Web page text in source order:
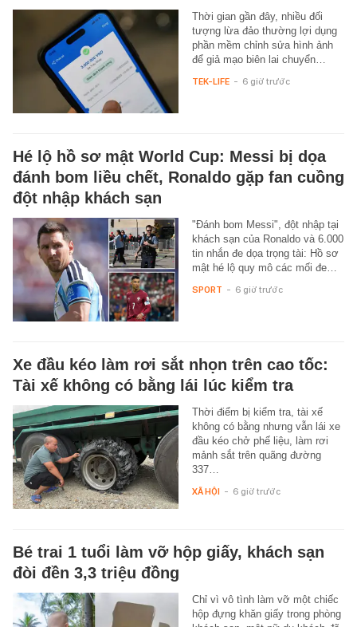
Thời gian gần đây, nhiều đối
tượng lừa đảo thường lợi dụng
phần mềm chỉnh sửa hình ảnh
để giả mạo biên lai chuyển…
TEK-LIFE - 6 giờ trước
Hé lộ hồ sơ mật World Cup: Messi bị dọa
đánh bom liều chết, Ronaldo gặp fan cuồng
đột nhập khách sạn
"Đánh bom Messi", đột nhập tại
khách sạn của Ronaldo và 6.000
tin nhắn đe dọa trọng tài: Hồ sơ
mật hé lộ quy mô các mối đe…
SPORT - 6 giờ trước
Xe đầu kéo làm rơi sắt nhọn trên cao tốc:
Tài xế không có bằng lái lúc kiểm tra
Thời điểm bị kiểm tra, tài xế
không có bằng nhưng vẫn lái xe
đầu kéo chở phế liệu, làm rơi
mảnh sắt trên quãng đường
337…
XÃ HỘI - 6 giờ trước
Bé trai 1 tuổi làm vỡ hộp giấy, khách sạn
đòi đền 3,3 triệu đồng
Chỉ vì vô tình làm vỡ một chiếc
hộp đựng khăn giấy trong phòng